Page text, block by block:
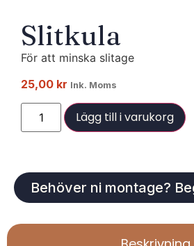
Slitkula
För att minska slitage
25,00 kr Ink. Moms
Lägg till i varukorg
Behöver ni montage?